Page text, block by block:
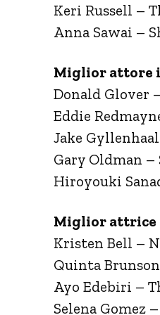
Keri Russell –
Anna Sawai –
Miglior attore
Donald Glover
Eddie
Jake
Gary Oldman –
Hiroyouki
Miglior attrice
Kristen Bell –
Quinta
Ayo Edebiri –
Selena Gomez